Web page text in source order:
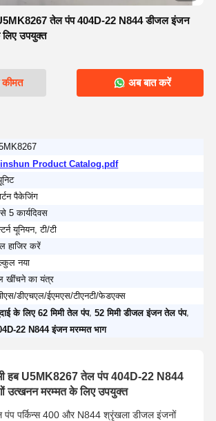
U5MK8267 तेल पंप 404D-22 N844 डीजल इंजन
लिए उपयुक्त
अब बात करें
Product Catalog.pdf
पैकेजिंग
5 कार्यदिवस
यूनियन, टी/टी
हाजिर करें
नया
खींचने का यंत्र
डीएचएल/ईएमएस/टीएनटी/फेडएक्स
के लिए 62 मिमी तेल पंप,52 मिमी डीजल इंजन तेल पंप,
22 N844 इंजन मरम्मत भाग
हब U5MK8267 तेल पंप 404D-22 N844
उत्खनन मरम्मत के लिए उपयुक्त
पर्किन्स 400 और N844 श्रृंखला डीजल इंजनों